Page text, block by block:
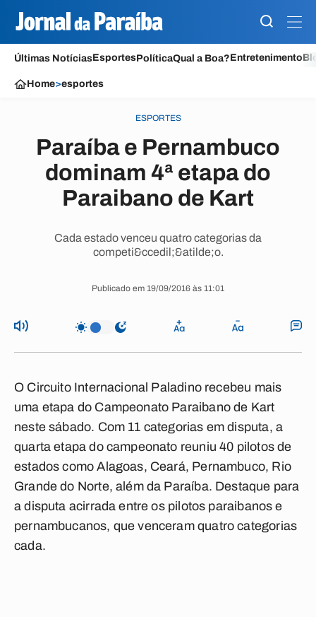
Últimas NotíciasEsportesPolíticaQual a Boa?Entretenimento
Home>esportes
ESPORTES
Paraíba e Pernambuco
dominam 4ª etapa do
Paraibano de Kart
Cada estado venceu quatro categorias da
competi&ccedil;&atilde;o.
Publicado em 19/09/2016 às 11:01
O Circuito Internacional Paladino recebeu mais
uma etapa do Campeonato Paraibano de Kart
neste sábado. Com 11 categorias em disputa, a
quarta etapa do campeonato reuniu 40 pilotos de
estados como Alagoas, Ceará, Pernambuco, Rio
Grande do Norte, além da Paraíba. Destaque para
a disputa acirrada entre os pilotos paraibanos e
pernambucanos, que venceram quatro categorias
cada.